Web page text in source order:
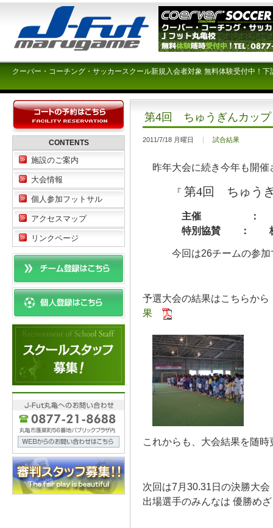
クーバー・コーチング・サッカースクール新規入会者対象 無料体験受付中！
第4回 ちゅうぎんカップ
2011/7/18 月曜日 試合結果
昨年大会に続き今年も開催
『 第4回 ちゅう
主催 ： 香川県
特別協賛 ： 株式
今回は26チームの参加
予選大会の結果は
果
これからも、大会結果を随
次回は7月30.31日の決勝大会
出場選手のみんなは 優勝め
CONTENTS
施設のご案内
大会情報
個人参加フットサル
アクセスマップ
リンクページ